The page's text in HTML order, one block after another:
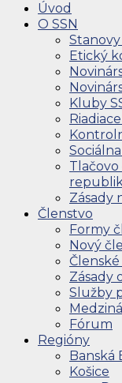
Úvod
O SSN
Etický
Kluby
Tlačovo
Zásady
Členstvo
Formy
Nový
Zásady
Služby
Fórum
Regióny
Banská
Košice